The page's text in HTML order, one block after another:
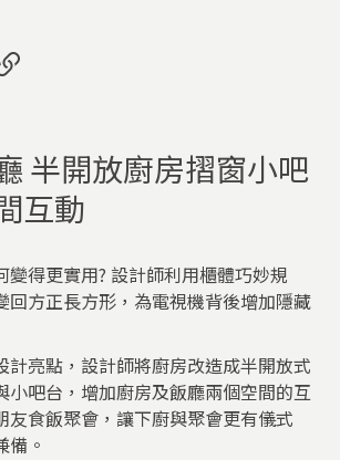
半開放廚房摺窗小吧
互動
變得更實用? 設計師利用櫃體巧妙規
回方正長方形，為電視機背後增加隱藏
計亮點，設計師將廚房改造成半開放式
小吧台，增加廚房及飯廳兩個空間的互
友食飯聚會，讓下廚與聚會更有儀式
備。